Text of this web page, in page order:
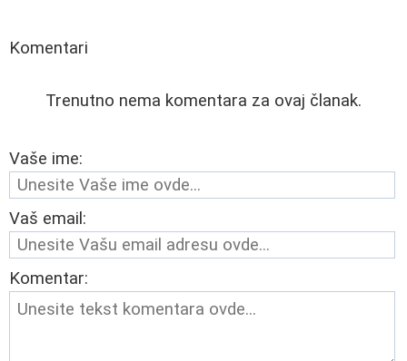
Komentari
Trenutno nema komentara za ovaj članak.
Vaše ime:
Vaš email:
Komentar: